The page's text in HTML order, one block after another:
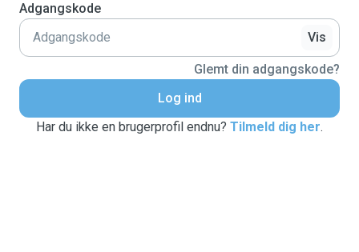
Adgangskode
Vis
Glemt din adgangskode?
Log ind
Har du ikke en brugerprofil endnu? Tilmeld dig her.